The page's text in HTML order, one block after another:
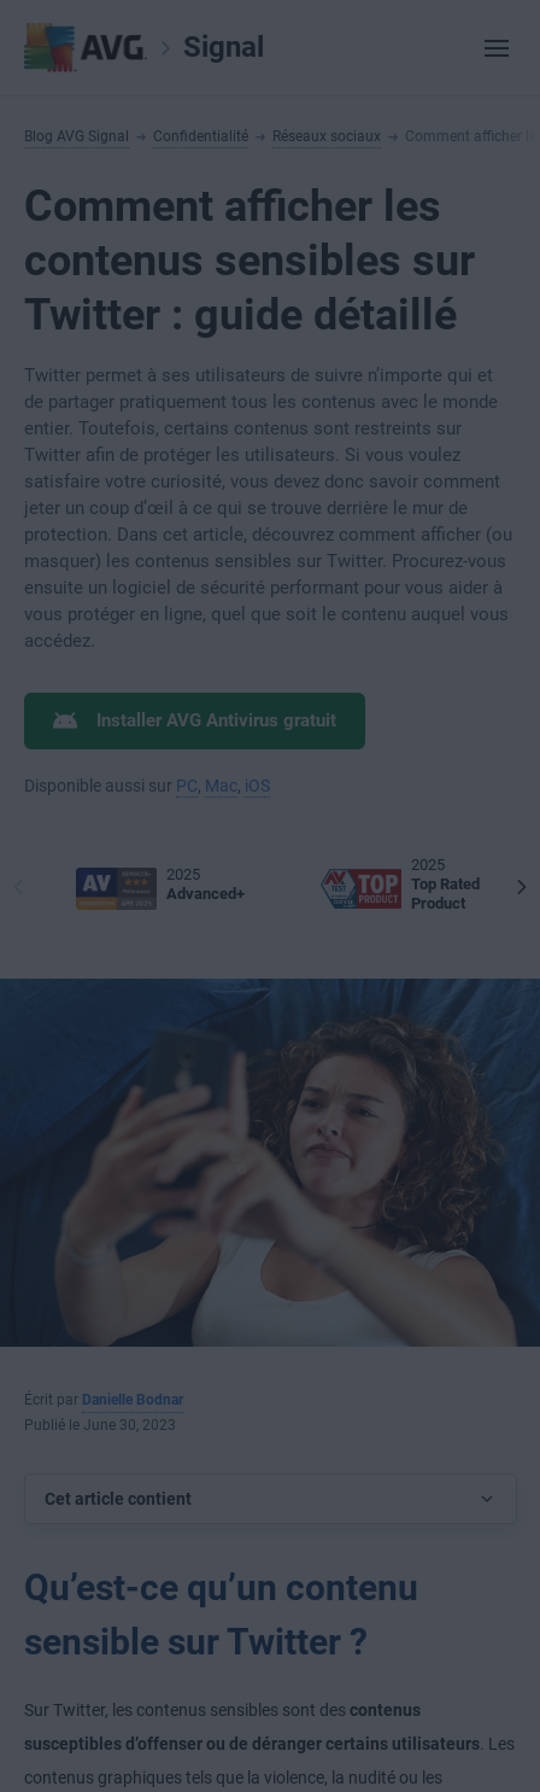
Signal
Blog AVG Signal Confidentialité Réseaux sociaux Comment afficher
Comment afficher les
contenus sensibles sur
Twitter : guide détaillé
Twitter permet à ses utilisateurs de suivre n’importe qui et
de partager pratiquement tous les contenus avec le monde
entier. Toutefois, certains contenus sont restreints sur
Twitter afin de protéger les utilisateurs. Si vous voulez
satisfaire votre curiosité, vous devez donc savoir comment
jeter un coup d’œil à ce qui se trouve derrière le mur de
protection. Dans cet article, découvrez comment afficher (ou
masquer) les contenus sensibles sur Twitter. Procurez-vous
ensuite un logiciel de sécurité performant pour vous aider à
vous protéger en ligne, quel que soit le contenu auquel vous
accédez.
Installer AVG Antivirus gratuit
Disponible aussi sur PC Mac iOS
2025
Advanced+
2025
Top Rated
Product
Écrit par Danielle Bodnar
Publié le June 30, 2023
Cet article contient
Qu’est-ce qu’un contenu
sensible sur Twitter ?
Sur Twitter, les contenus sensibles sont des contenus
susceptibles d’offenser ou de déranger certains utilisateurs. Les
contenus graphiques tels que la violence, la nudité ou les